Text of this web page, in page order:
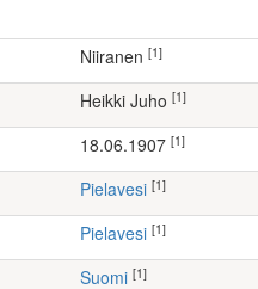
Niiranen [1]
Heikki Juho [1]
18.06.1907 [1]
Pielavesi [1]
Pielavesi [1]
Suomi [1]